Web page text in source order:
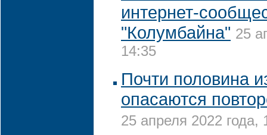
интернет-
"Колумбайна" 25
14:35
Почти половина
опасаются
25 апреля 2022 года,